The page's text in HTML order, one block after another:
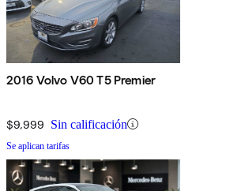
2016 Volvo V60 T5 Premier
$9,999 Sin calificación
Se aplican tarifas